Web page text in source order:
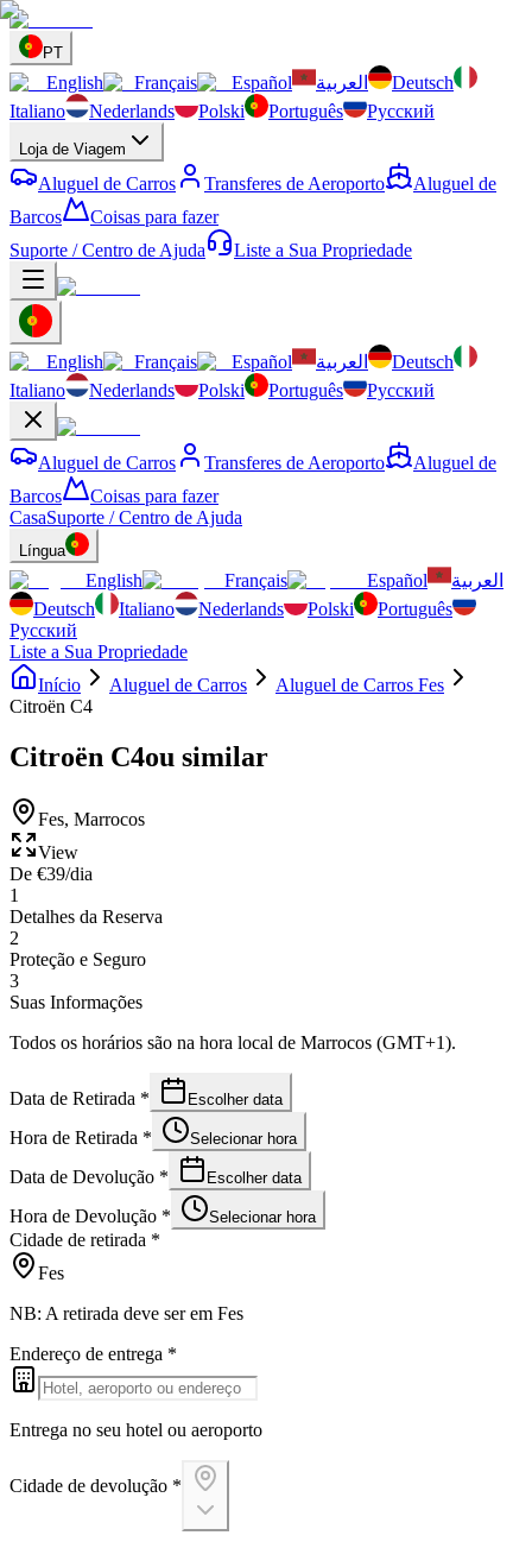
PT
English Français Español العربية
Deutsch
Italiano
Nederlands Polski Português Русский
Loja de Viagem
Aluguel de Carros Transferes de Aeroporto
Aluguel de
Barcos
Coisas para fazer
Suporte / Centro de Ajuda
Liste a Sua Propriedade
English Français Español العربية
Deutsch
Italiano
Nederlands Polski Português Русский
Aluguel de Carros Transferes de Aeroporto
Aluguel de
Barcos
Coisas para fazer
CasaSuporte / Centro de Ajuda
Língua
English Français Español
العربية
Deutsch
Italiano Nederlands Polski
Português
Русский
Liste a Sua Propriedade
Início
Aluguel de Carros
Aluguel de Carros Fes
Citroën C4
Citroën C4ou similar
Fes, Marrocos
View
De €39/dia
1
Detalhes da Reserva
2
Proteção e Seguro
3
Suas Informações
Todos os horários são na hora local de Marrocos (GMT+1).
Data de Retirada * Escolher data
Hora de Retirada * Selecionar hora
Data de Devolução * Escolher data
Hora de Devolução * Selecionar hora
Cidade de retirada *
Fes
NB: A retirada deve ser em Fes
Endereço de entrega *
Entrega no seu hotel ou aeroporto
Cidade de devolução *